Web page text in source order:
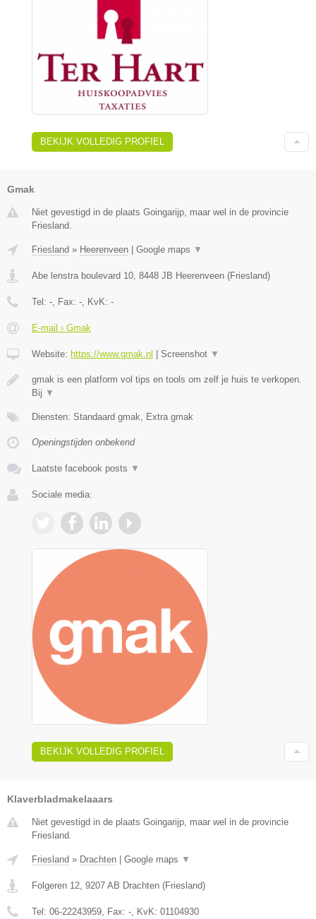
BEKIJK VOLLEDIG PROFIEL
Gmak
Niet gevestigd in de plaats Goingarijp, maar wel in de provincie
Friesland.
Friesland » Heerenveen | Google maps ▼
Abe lenstra boulevard 10 8448 JB Heerenveen (Friesland)
Tel: - , Fax: - , KvK: -
E-mail › Gmak
Website: https://www.gmak.nl | Screenshot ▼
gmak is een platform vol tips en tools om zelf je huis te verkopen.
Bij ▼
Diensten: Standaard gmak, Extra gmak
Openingstijden onbekend
Laatste facebook posts ▼
Sociale media:
BEKIJK VOLLEDIG PROFIEL
Klaverbladmakelaaars
Niet gevestigd in de plaats Goingarijp, maar wel in de provincie
Friesland.
Friesland » Drachten | Google maps ▼
Folgeren 12 9207 AB Drachten (Friesland)
Tel: 06-22243959 , Fax: - , KvK: 01104930